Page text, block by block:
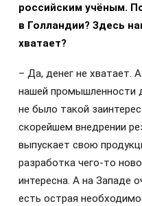
российским учёным.
в Голландии? Здесь
хватает?
– Да, денег не хватает.
нашей промышленности
не было такой
скорейшем внедрении
выпускает свою
разработка чего-то
интересна. А на Западе
есть острая